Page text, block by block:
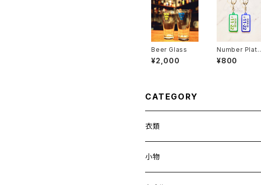
Beer Glass
¥2,000
Number Plate
Keyholder
¥800
CATEGORY
衣類
小物